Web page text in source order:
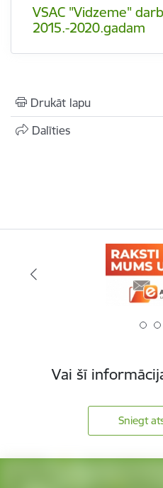
VSAC "Vidzeme"
2015.-2020.gadam
Drukāt lapu
Dalīties
Vai šī
Sniegt